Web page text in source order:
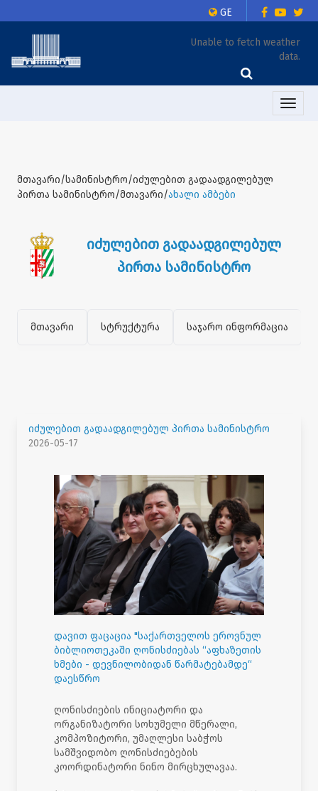
GE
Unable to fetch weather
data.
Toggle
მთავარი/სამინისტრო/იძულებით გადაადგილებულ
პირთა სამინისტრო/მთავარი/ახალი ამბები
იძულებით გადაადგილებულ
პირთა სამინისტრო
მთავარი სტრუქტურა საჯარო ინფორმაცია
იძულებით გადაადგილებულ პირთა სამინისტრო
2026-05-17
დავით ფაცაცია "საქართველოს ეროვნულ
ბიბლიოთეკაში ღონისძიებას “აფხაზეთის
ხმები - დევნილობიდან წარმატებამდე“
დაესწრო
ღონისძიების ინიციატორი და
ორგანიზატორი სოხუმელი მწერალი,
კომპოზიტორი, უმაღლესი საბჭოს
სამშვიდობო ღონისძიებების
კოორდინატორი ნინო მირცხულავაა.